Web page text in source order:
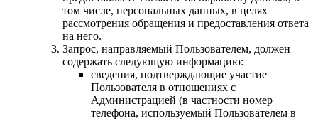
том числе, персональных данных, в целях
рассмотрения обращения и предоставления ответа
на него.
Запрос, направляемый Пользователем, должен
содержать следующую информацию:
сведения, подтверждающие участие
Пользователя в отношениях с
Администрацией (в частности номер
телефона, используемый Пользователем в